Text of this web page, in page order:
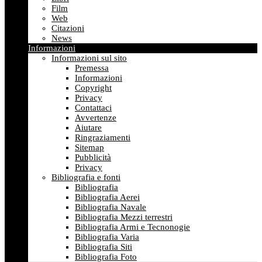
Film
Web
Citazioni
News
Informazioni
Informazioni sul sito
Premessa
Informazioni
Copyright
Privacy
Contattaci
Avvertenze
Aiutare
Ringraziamenti
Sitemap
Pubblicità
Privacy
Bibliografia e fonti
Bibliografia
Bibliografia Aerei
Bibliografia Navale
Bibliografia Mezzi terrestri
Bibliografia Armi e Tecnonogie
Bibliografia Varia
Bibliografia Siti
Bibliografia Foto